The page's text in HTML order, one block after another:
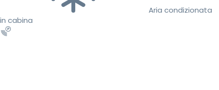
Aria condizionata
in cabina